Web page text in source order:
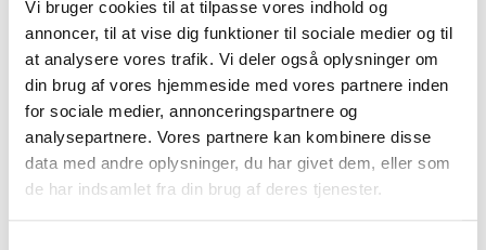
Vi bruger cookies til at tilpasse vores indhold og
annoncer, til at vise dig funktioner til sociale medier og til
at analysere vores trafik. Vi deler også oplysninger om
din brug af vores hjemmeside med vores partnere inden
for sociale medier, annonceringspartnere og
analysepartnere. Vores partnere kan kombinere disse
data med andre oplysninger, du har givet dem, eller som
de har indsamlet fra din brug af deres tjenester.
Fritidshusforsikring
Fritidshusforsikring - indbo
Køretøj
Bil
Motorcykel
Knallert
Campingvogn/trailer